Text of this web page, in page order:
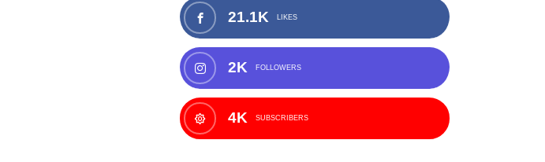
21.1K LIKES
2K FOLLOWERS
4K SUBSCRIBERS